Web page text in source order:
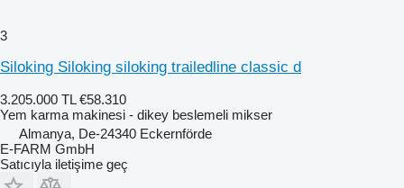
3
Siloking Siloking siloking trailedline classic d
3.205.000 TL €58.310
Yem karma makinesi - dikey beslemeli mikser
Almanya, De-24340 Eckernförde
E-FARM GmbH
Satıcıyla iletişime geç